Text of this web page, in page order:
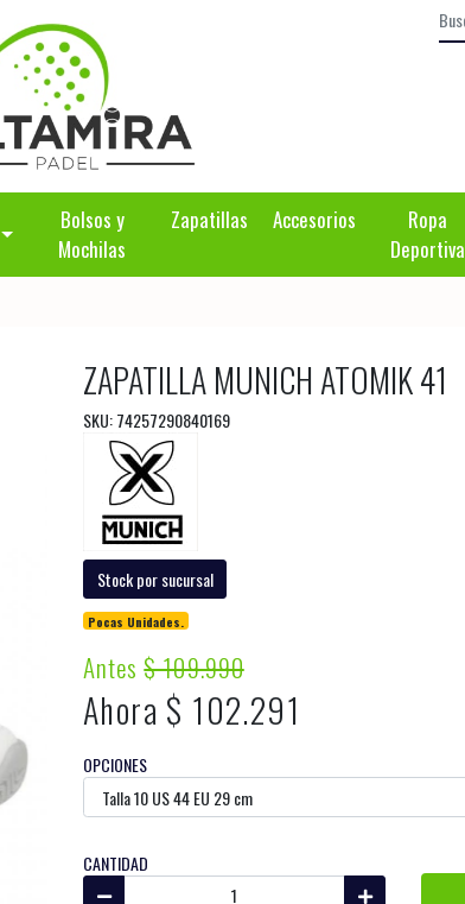
Bolsos y
Mochilas
Zapatillas Accesorios
Ropa
Deportiva
ZAPATILLA MUNICH ATOMIK 41
SKU: 74257290840169
Stock por sucursal
Pocas Unidades.
Antes$ 109.990
Ahora $ 102.291
OPCIONES
CANTIDAD